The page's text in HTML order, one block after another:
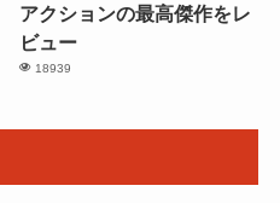
アクションの最高傑作をレ
ビュー
18939